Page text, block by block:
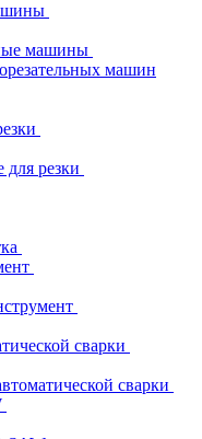
машины
машин
для резки
сварки
сварки